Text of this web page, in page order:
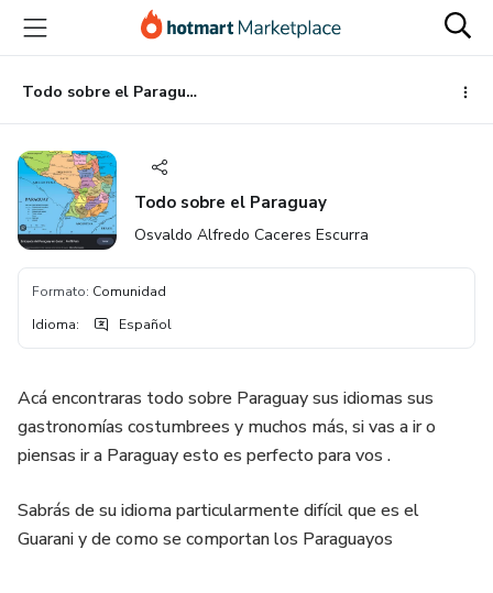
principal
página
de
página
Todo sobre el Paraguay
Todo sobre el Paraguay
Osvaldo Alfredo Caceres Escurra
Formato: Comunidad
Idioma: Español
Acá encontraras todo sobre Paraguay sus idiomas sus
gastronomías costumbrees y muchos más, si vas a ir o
piensas ir a Paraguay esto es perfecto para vos .
Sabrás de su idioma particularmente difícil que es el
Guarani y de como se comportan los Paraguayos